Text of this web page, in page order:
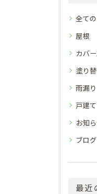
全て
屋根
カバ
塗り
雨漏り
戸建て
お知
ブログ
最近